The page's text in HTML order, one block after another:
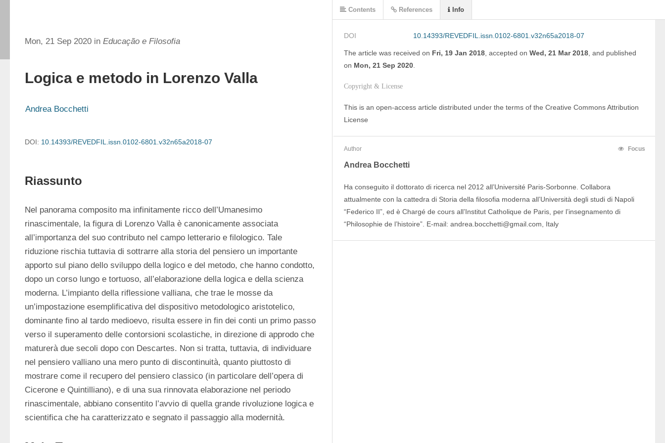
Mon, 21 Sep 2020 in Educação e Filosofia
Logica e metodo in Lorenzo Valla
Andrea Bocchetti
DOI: 10.14393/REVEDFIL.issn.0102-6801.v32n65a2018-07
Riassunto
Nel panorama composito ma infinitamente ricco dell’Umanesimo
rinascimentale, la figura di Lorenzo Valla è canonicamente associata
all’importanza del suo contributo nel campo letterario e filologico. Tale
riduzione rischia tuttavia di sottrarre alla storia del pensiero un importante
apporto sul piano dello sviluppo della logico e del metodo, che hanno condotto,
dopo un corso lungo e tortuoso, all’elaborazione della logica e della scienza
moderna. L’impianto della riflessione valliana, che trae le mosse da
un’impostazione esemplificativa del dispositivo metodologico aristotelico,
dominante fino al tardo medioevo, risulta essere in fin dei conti un primo passo
verso il superamento delle contorsioni scolastiche, in direzione di approdo che
maturerà due secoli dopo con Descartes. Non si tratta, tuttavia, di individuare
nel pensiero valliano una mero punto di discontinuità, quanto piuttosto di
mostrare come il recupero del pensiero classico (in particolare dell’opera di
Cicerone e Quintilliano), e di una sua rinnovata elaborazione nel periodo
rinascimentale, abbiano consentito l’avvio di quella grande rivoluzione logica e
scientifica che ha caratterizzato e segnato il passaggio alla modernità.
DOI 10.14393/REVEDFIL.issn.0102-6801.v32n65a2018-07
The article was received on Fri, 19 Jan 2018 accepted on Wed, 21 Mar 2018 and published
on Mon, 21 Sep 2020
Copyright & License
This is an open-access article distributed under the terms of the Creative Commons Attribution
License
Author Focus
Andrea Bocchetti
Ha conseguito il dottorato di ricerca nel 2012 all’Université Paris-Sorbonne. Collabora
attualmente con la cattedra di Storia della filosofia moderna all’Università degli studi di Napoli
“Federico II”, ed è Chargé de cours all’Institut Catholique de Paris, per l’insegnamento di
“Philosophie de l’histoire”. E-mail: andrea.bocchetti@gmail.com, Italy
Contents References Info